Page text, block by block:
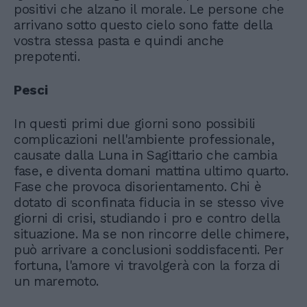
positivi che alzano il morale. Le persone che
arrivano sotto questo cielo sono fatte della
vostra stessa pasta e quindi anche
prepotenti.
Pesci
In questi primi due giorni sono possibili
complicazioni nell'ambiente professionale,
causate dalla Luna in Sagittario che cambia
fase, e diventa domani mattina ultimo quarto.
Fase che provoca disorientamento. Chi è
dotato di sconfinata fiducia in se stesso vive
giorni di crisi, studiando i pro e contro della
situazione. Ma se non rincorre delle chimere,
può arrivare a conclusioni soddisfacenti. Per
fortuna, l'amore vi travolgerà con la forza di
un maremoto.